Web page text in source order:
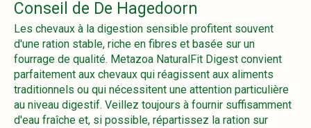
Conseil de De Hagedoorn
Les chevaux à la digestion sensible profitent souvent
d'une ration stable, riche en fibres et basée sur un
fourrage de qualité. Metazoa NaturalFit Digest convient
parfaitement aux chevaux qui réagissent aux aliments
traditionnels ou qui nécessitent une attention particulière
au niveau digestif. Veillez toujours à fournir suffisamment
d'eau fraîche et, si possible, répartissez la ration sur